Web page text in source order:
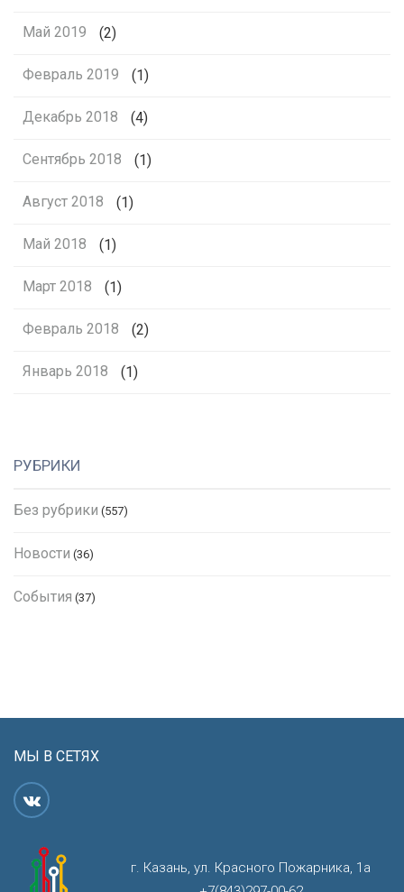
Май 2019 (2)
Февраль 2019 (1)
Декабрь 2018 (4)
Сентябрь 2018 (1)
Август 2018 (1)
Май 2018 (1)
Март 2018 (1)
Февраль 2018 (2)
Январь 2018 (1)
РУБРИКИ
Без рубрики (557)
Новости (36)
События (37)
МЫ В СЕТЯХ
г. Казань, ул. Красного Пожарника, 1а